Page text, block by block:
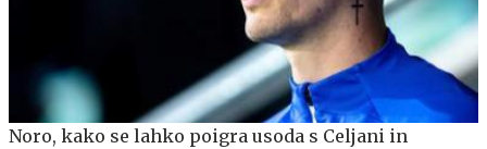
Noro, kako se lahko poigra usoda s Celjani in